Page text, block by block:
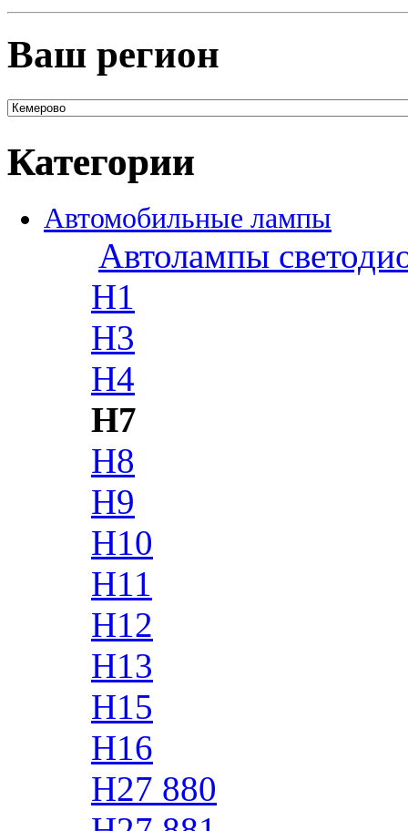
Ваш регион
Категории
Автомобильные лампы
Автолампы
H1
H3
H4
H7
H8
H9
H10
H11
H12
H13
H15
H16
H27 880